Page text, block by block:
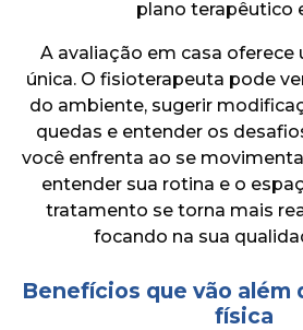
plano terapêutico
A avaliação em casa oferece
única. O fisioterapeuta pode
do ambiente, sugerir
quedas e entender os
você enfrenta ao se
entender sua rotina e o
tratamento se torna mais
focando na sua
Benefícios que vão além
física